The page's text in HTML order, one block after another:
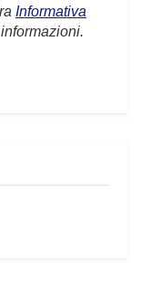
Informativa